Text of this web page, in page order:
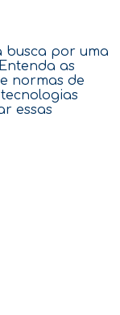
busca por uma
as
normas de
essas